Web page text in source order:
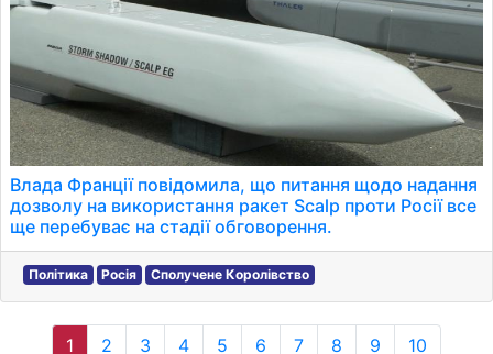
Влада Франції повідомила, що питання щодо надання
дозволу на використання ракет Scalp проти Росії все
ще перебуває на стадії обговорення.
Політика Росія Сполучене Королівство
1 2 3 4 5 6 7 8 9 10